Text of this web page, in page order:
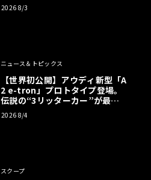
2026 8/3
ニュース＆トピックス
【世界初公開】アウディ新型「A
2 e-tron」プロトタイプ登場。
伝説の“3リッターカー”が最高
効率エントリーBEVとして復活
【画像38枚】
2026 8/4
スクープ